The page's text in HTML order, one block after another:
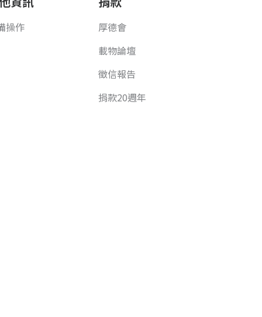
操作
厚德會
載物論壇
徵信報告
捐款20週年